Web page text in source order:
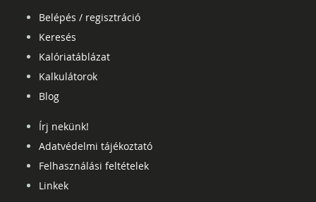
Belépés / regisztráció
Keresés
Kalóriatáblázat
Kalkulátorok
Blog
Írj nekünk!
Adatvédelmi tájékoztató
Felhasználási feltételek
Linkek